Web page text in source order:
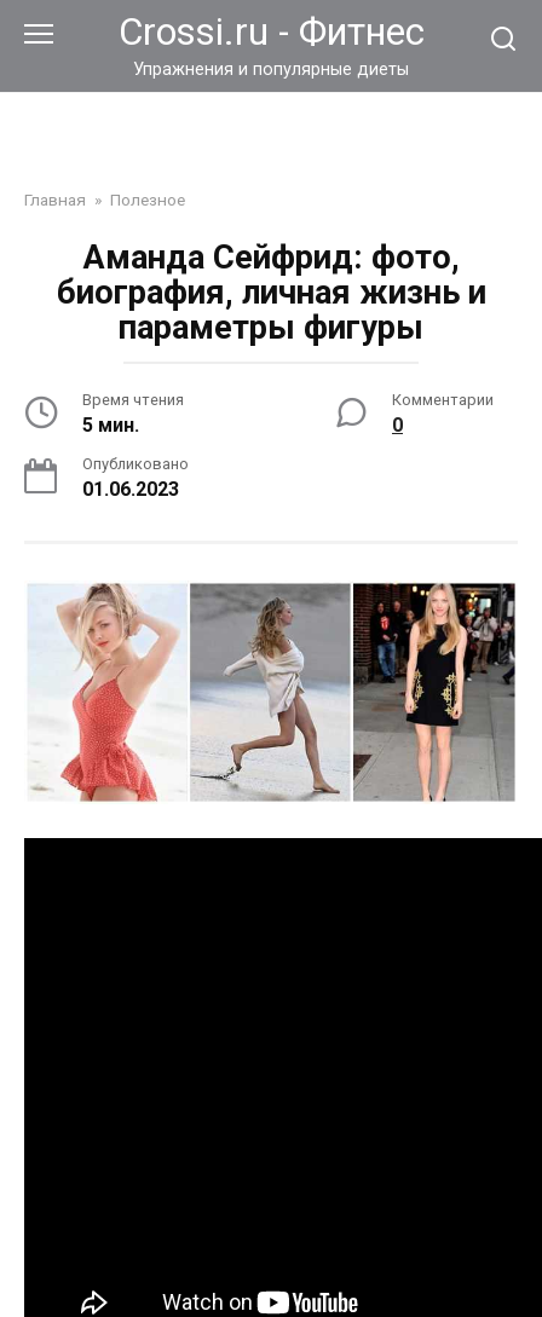
Crossi.ru - Фитнес
Упражнения и популярные диеты
Главная » Полезное
Аманда Сейфрид: фото,
биография, личная жизнь и
параметры фигуры
Время чтения
5 мин.
Комментарии
0
Опубликовано
01.06.2023